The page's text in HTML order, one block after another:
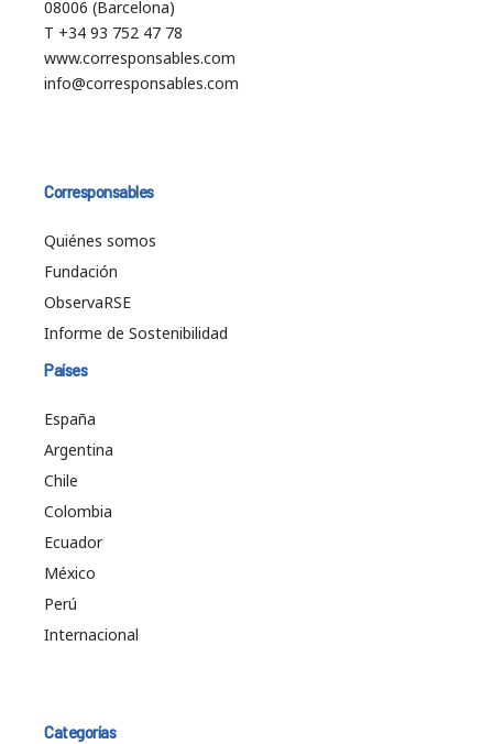
08006 (Barcelona)
T +34 93 752 47 78
www.corresponsables.com
info@corresponsables.com
Corresponsables
Quiénes somos
Fundación
ObservaRSE
Informe de Sostenibilidad
Países
España
Argentina
Chile
Colombia
Ecuador
México
Perú
Internacional
Categorías